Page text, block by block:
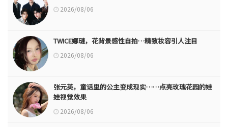
2026/08/06
TWICE娜璉，花背景感性自拍…精致妆容引人注目
2026/08/06
张元英，童话里的公主变成现实……点亮玫瑰花园的娃
娃视觉效果
2026/08/06